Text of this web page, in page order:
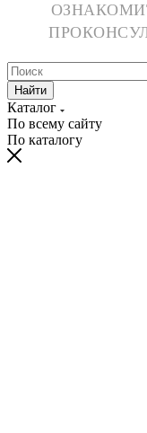
Найти
Каталог
По всему сайту
По каталогу